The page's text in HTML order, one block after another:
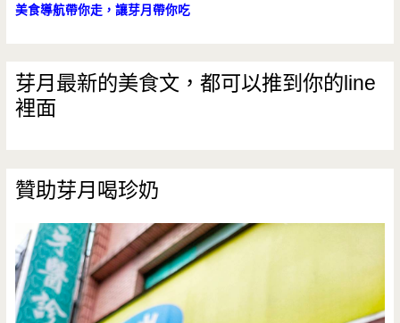
美食導航帶你走，讓芽月帶你吃
芽月最新的美食文，都可以推到你的line
裡面
贊助芽月喝珍奶